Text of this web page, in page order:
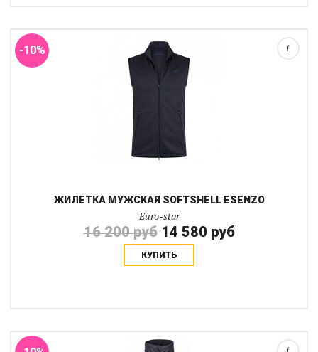
-10%
ЖИЛЕТКА МУЖСКАЯ SOFTSHELL ESENZO
Euro-star
16 200 руб 14 580 руб
КУПИТЬ
i